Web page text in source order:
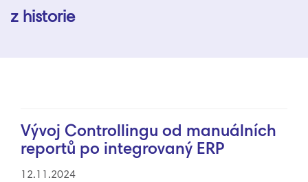
z historie
Vývoj Controllingu od manuálních
reportů po integrovaný ERP
12.11.2024